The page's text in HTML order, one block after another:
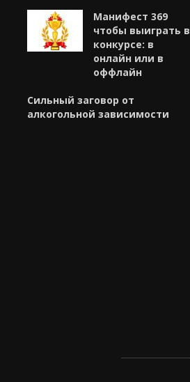
Манифест 369
чтобы выиграть в
конкурсе: в
онлайн или в
оффлайн
Сильный заговор от
алкогольной зависимости